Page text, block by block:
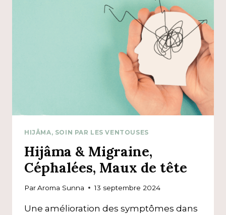
HIJÂMA, SOIN PAR LES VENTOUSES
Hijâma & Migraine,
Céphalées, Maux de tête
ParAroma Sunna 13 septembre 2024
Une amélioration des symptômes dans